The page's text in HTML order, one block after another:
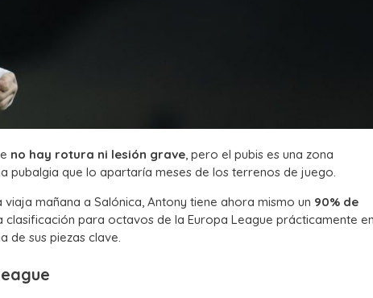
no hay rotura ni lesión grave, pero el pubis es una zona
pubalgia que lo apartaría meses de los terrenos de juego.
mañana a Salónica, Antony tiene ahora mismo un 90% de
clasificación para octavos de la Europa League prácticamente
de sus piezas clave.